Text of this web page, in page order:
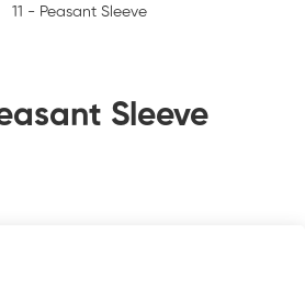
Sleeve
11 - Peasant Sleeve